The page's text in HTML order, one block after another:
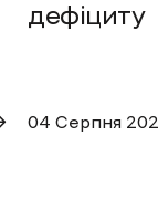
дефіциту
04 Cерпня